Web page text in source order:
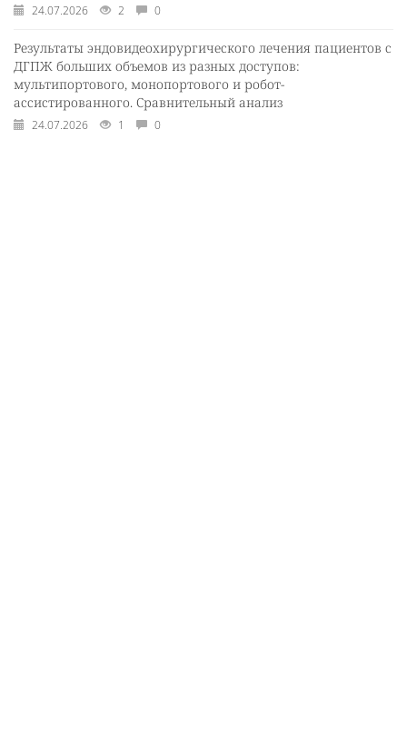
24.07.2026 2 0
Результаты эндовидеохирургического лечения пациентов с
ДГПЖ больших объемов из разных доступов:
мультипортового, монопортового и робот-
ассистированного. Сравнительный анализ
24.07.2026 1 0